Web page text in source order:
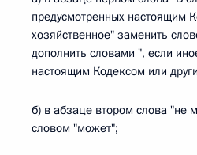
предусмотренных настоящим
хозяйственное" заменить
дополнить словами ", если
настоящим Кодексом или
б) в абзаце втором слова "не
словом "может";